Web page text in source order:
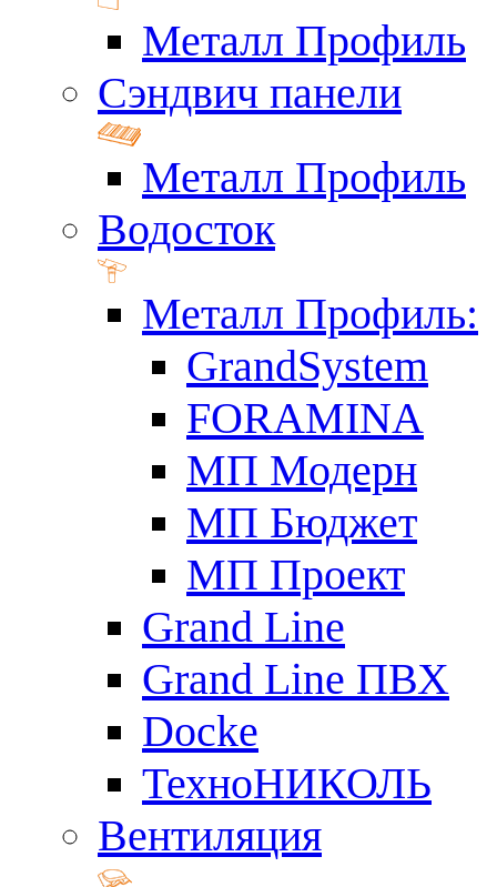
Металл Профиль
Сэндвич панели
Металл Профиль
Водосток
Металл Профиль:
GrandSystem
FORAMINA
МП Модерн
МП Бюджет
МП Проект
Grand Line
Grand Line ПВХ
Docke
ТехноНИКОЛЬ
Вентиляция